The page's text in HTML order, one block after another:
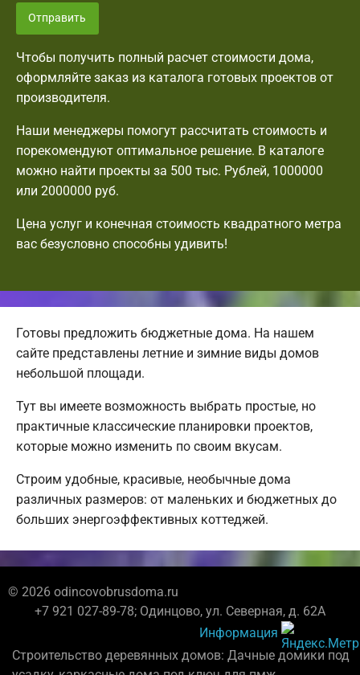
Отправить
Чтобы получить полный расчет стоимости дома,
оформляйте заказ из каталога готовых проектов от
производителя.
Наши менеджеры помогут рассчитать стоимость и
порекомендуют оптимальное решение. В каталоге
можно найти проекты за 500 тыс. Рублей, 1000000
или 2000000 руб.
Цена услуг и конечная стоимость квадратного метра
вас безусловно способны удивить!
Готовы предложить бюджетные дома. На нашем
сайте представлены летние и зимние виды домов
небольшой площади.
Тут вы имеете возможность выбрать простые, но
практичные классические планировки проектов,
которые можно изменить по своим вкусам.
Строим удобные, красивые, необычные дома
различных размеров: от маленьких и бюджетных до
больших энергоэффективных коттеджей.
© 2026 odincovobrusdoma.ru
+7 921 027-89-78; Одинцово, ул. Северная, д. 62А
Информация
Строительство деревянных домов: Дачные домики под